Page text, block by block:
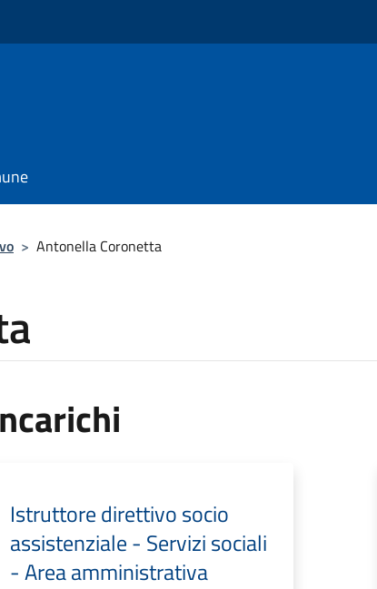
> Antonella Coronetta
Istruttore direttivo socio
assistenziale - Servizi sociali
- Area amministrativa